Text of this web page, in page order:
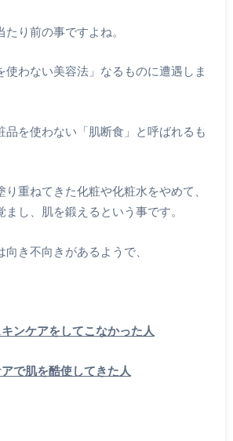
り前の事ですよね。
使わない美容法」なるものに遭遇しま
品を使わない「肌断食」と呼ばれるも
重ねてきた化粧や化粧水をやめて、
し、肌を鍛えるという事です。
き不向きがあるようで、
ンケアをしてこなかった人
で肌を酷使してきた人